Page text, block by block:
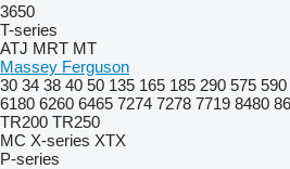
3650
T-series
ATJ MRT MT
Massey Ferguson
30 34 38 40 50 135 165 185 290 575 590
6180 6260 6465 7274 7278 7719 8480
TR200 TR250
MC X-series XTX
P-series